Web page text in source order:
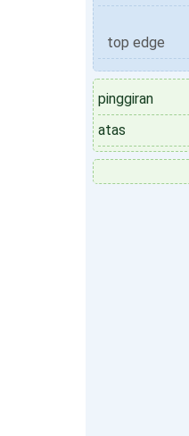
top edge
pinggiran
atas